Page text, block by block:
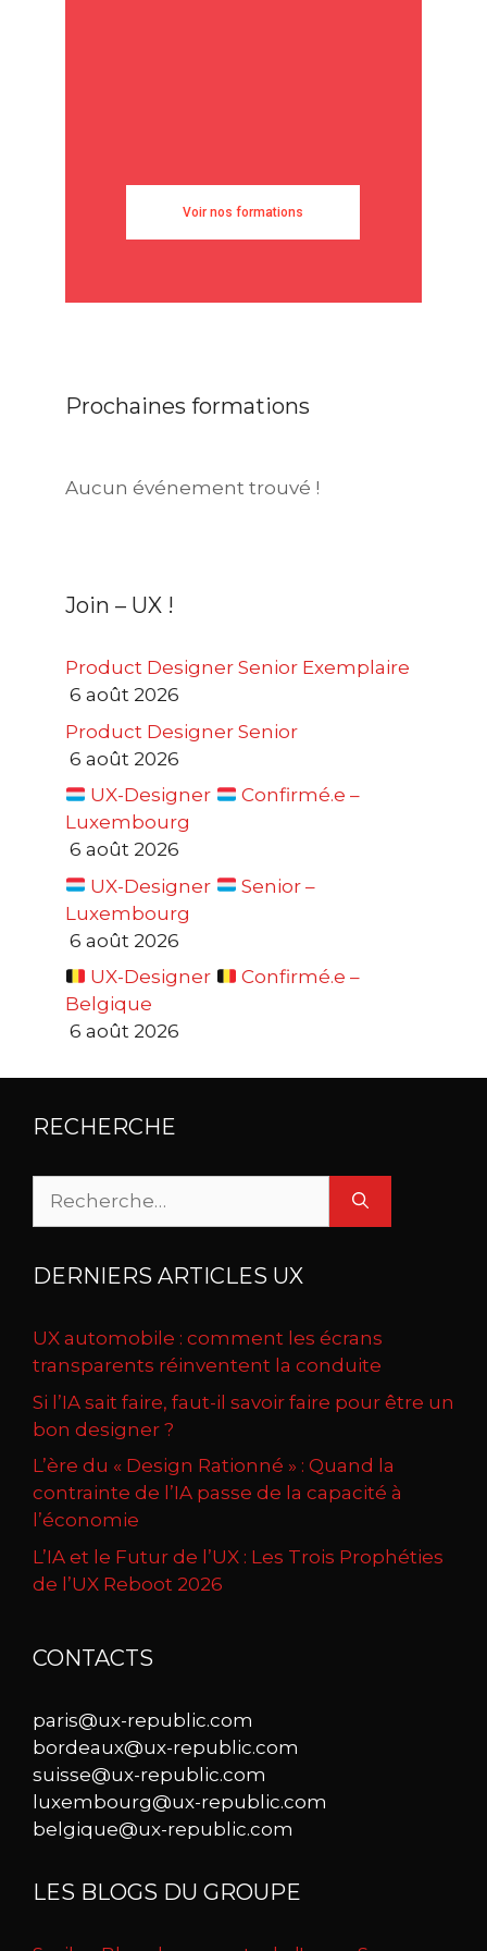
Voir nos formations
Prochaines formations
Aucun événement trouvé !
Join – UX !
Product Designer Senior Exemplaire
6 août 2026
Product Designer Senior
6 août 2026
UX-Designer
Confirmé.e –
Luxembourg
6 août 2026
UX-Designer
Senior –
Luxembourg
6 août 2026
UX-Designer
Confirmé.e –
Belgique
6 août 2026
RECHERCHE
Rechercher :
DERNIERS ARTICLES UX
UX automobile : comment les écrans
transparents réinventent la conduite
Si l’IA sait faire, faut-il savoir faire pour être un
bon designer ?
L’ère du « Design Rationné » : Quand la
contrainte de l’IA passe de la capacité à
l’économie
L’IA et le Futur de l’UX : Les Trois Prophéties
de l’UX Reboot 2026
CONTACTS
paris@ux-republic.com
bordeaux@ux-republic.com
suisse@ux-republic.com
luxembourg@ux-republic.com
belgique@ux-republic.com
LES BLOGS DU GROUPE